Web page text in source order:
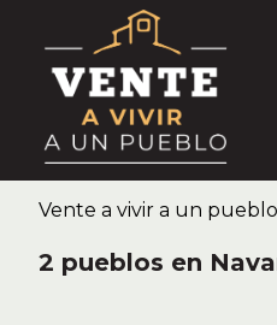
Vente a vivir a un pueblo
2 pueblos en